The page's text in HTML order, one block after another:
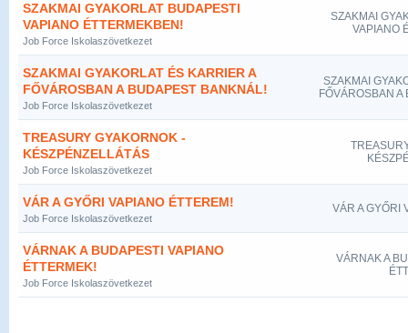
SZAKMAI GYAKORLAT BUDAPESTI
VAPIANO ÉTTERMEKBEN!
Job Force Iskolaszövetkezet
SZAKMAI
VAPIANO
SZAKMAI GYAKORLAT ÉS KARRIER A
FŐVÁROSBAN A BUDAPEST BANKNÁL!
Job Force Iskolaszövetkezet
SZAKMAI
FŐVÁROSBAN
TREASURY GYAKORNOK -
KÉSZPÉNZELLÁTÁS
Job Force Iskolaszövetkezet
VÁR A GYŐRI VAPIANO ÉTTEREM!
Job Force Iskolaszövetkezet
VÁR A GYŐRI
VÁRNAK A BUDAPESTI VAPIANO
ÉTTERMEK!
Job Force Iskolaszövetkezet
VÁRNAK A